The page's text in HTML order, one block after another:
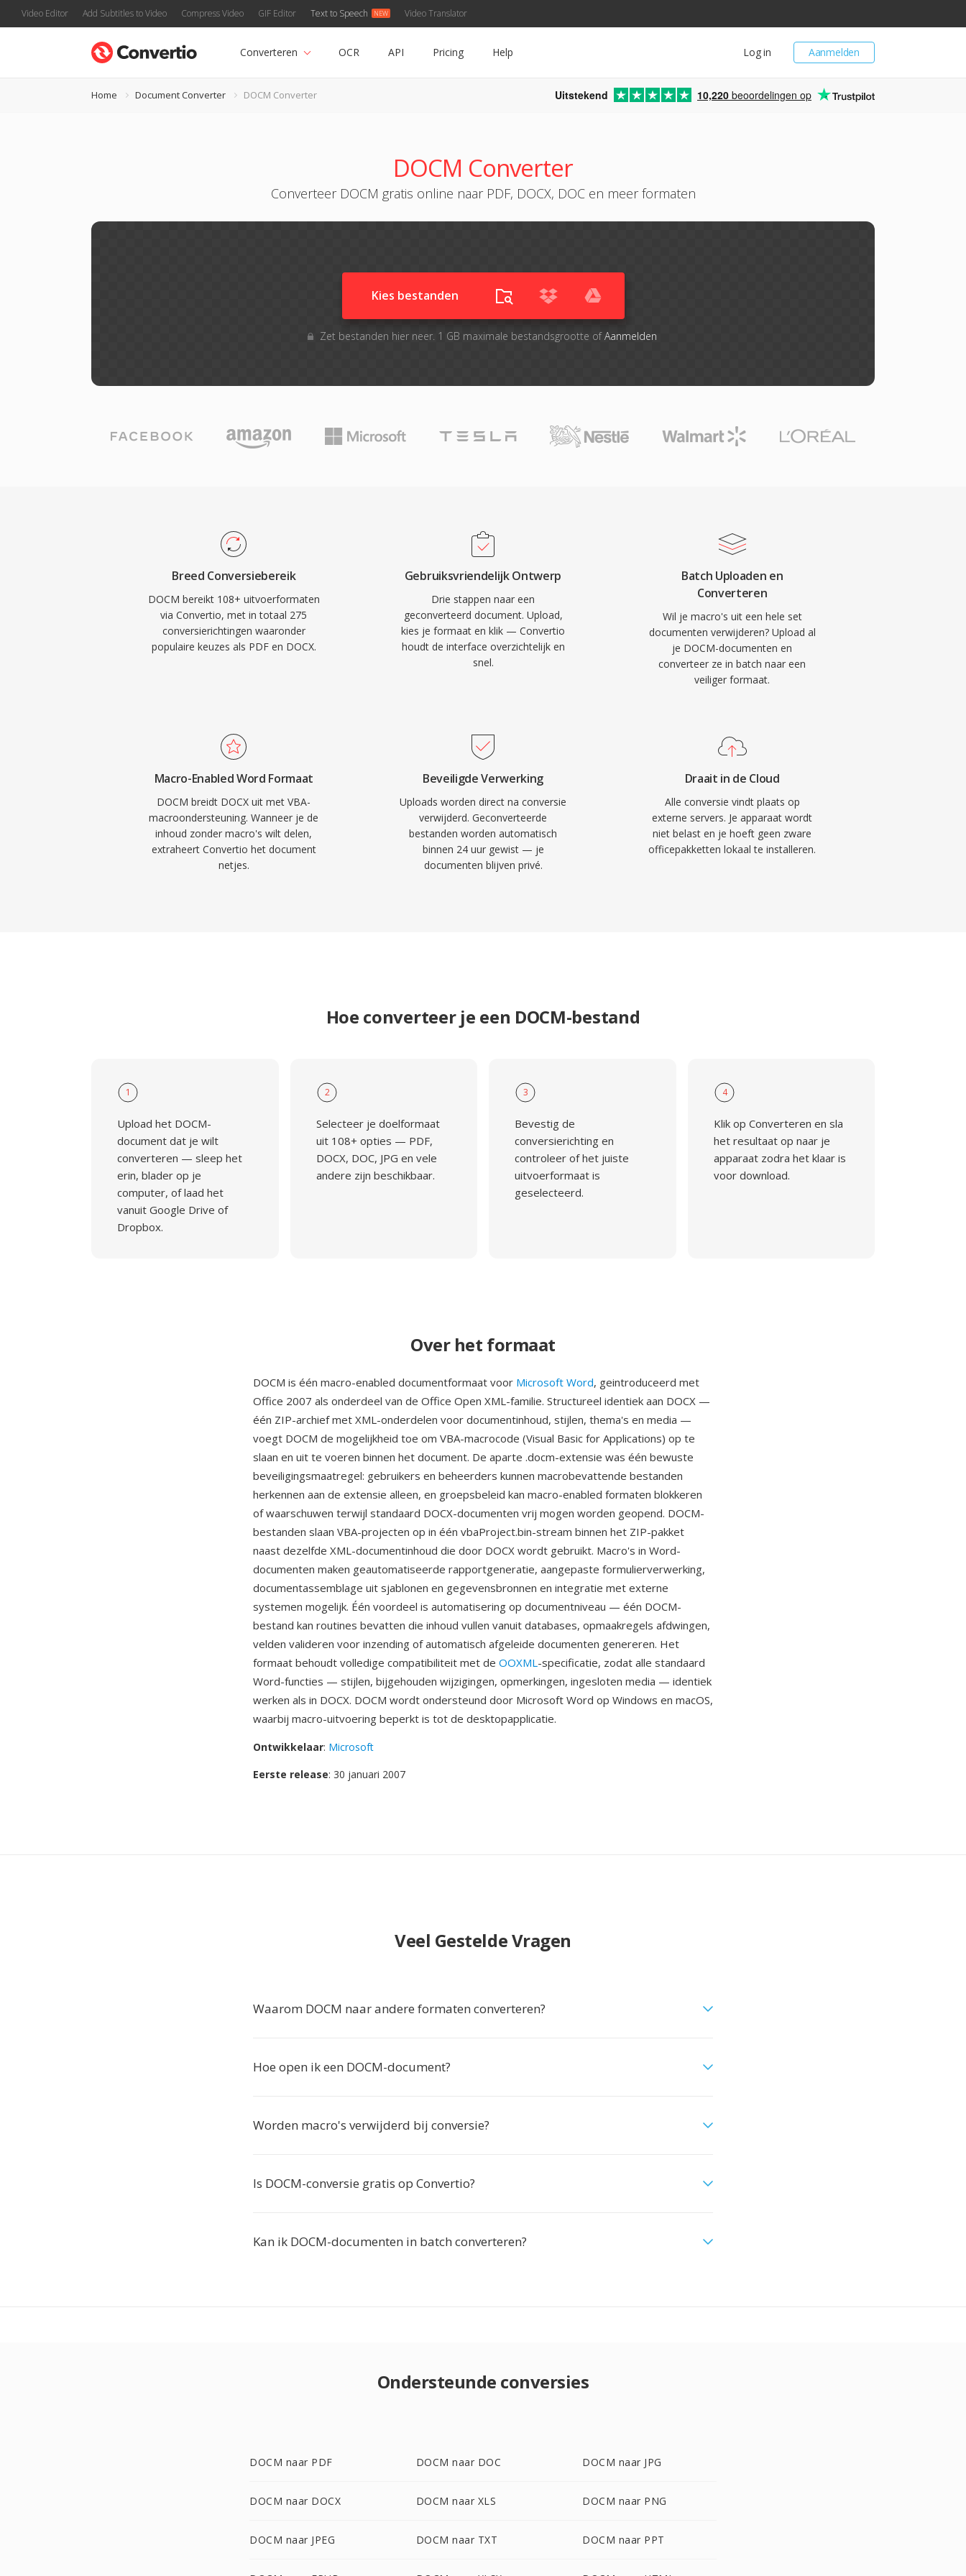
Video Editor Add Subtitles to Video Compress Video GIF Editor Text to Speech Video Translator
Aanmelden
Log in
Converteren OCR API Pricing Help
Home Document Converter DOCM Converter Uitstekend 10,220 beoordelingen op
DOCM Converter
Converteer DOCM gratis online naar PDF, DOCX, DOC en meer formaten
Kies bestanden
Zet bestanden hier neer. 1 GB maximale bestandsgrootte ofAanmelden
Breed Conversiebereik
DOCM bereikt 108+ uitvoerformaten
via Convertio, met in totaal 275
conversierichtingen waaronder
populaire keuzes als PDF en DOCX.
Gebruiksvriendelijk Ontwerp
Drie stappen naar een
geconverteerd document. Upload,
kies je formaat en klik — Convertio
houdt de interface overzichtelijk en
snel.
Batch Uploaden en
Converteren
Wil je macro's uit een hele set
documenten verwijderen? Upload al
je DOCM-documenten en
converteer ze in batch naar een
veiliger formaat.
Macro-Enabled Word Formaat
DOCM breidt DOCX uit met VBA-
macroondersteuning. Wanneer je de
inhoud zonder macro's wilt delen,
extraheert Convertio het document
netjes.
Beveiligde Verwerking
Uploads worden direct na conversie
verwijderd. Geconverteerde
bestanden worden automatisch
binnen 24 uur gewist — je
documenten blijven privé.
Draait in de Cloud
Alle conversie vindt plaats op
externe servers. Je apparaat wordt
niet belast en je hoeft geen zware
officepakketten lokaal te installeren.
Hoe converteer je een DOCM-bestand
1
Upload het DOCM-
document dat je wilt
converteren — sleep het
erin, blader op je
computer, of laad het
vanuit Google Drive of
Dropbox.
2
Selecteer je doelformaat
uit 108+ opties — PDF,
DOCX, DOC, JPG en vele
andere zijn beschikbaar.
3
Bevestig de
conversierichting en
controleer of het juiste
uitvoerformaat is
geselecteerd.
4
Klik op Converteren en sla
het resultaat op naar je
apparaat zodra het klaar is
voor download.
Over het formaat
DOCM is één macro-enabled documentformaat voor Microsoft Word, geintroduceerd met
Office 2007 als onderdeel van de Office Open XML-familie. Structureel identiek aan DOCX —
één ZIP-archief met XML-onderdelen voor documentinhoud, stijlen, thema's en media —
voegt DOCM de mogelijkheid toe om VBA-macrocode (Visual Basic for Applications) op te
slaan en uit te voeren binnen het document. De aparte .docm-extensie was één bewuste
beveiligingsmaatregel: gebruikers en beheerders kunnen macrobevattende bestanden
herkennen aan de extensie alleen, en groepsbeleid kan macro-enabled formaten blokkeren
of waarschuwen terwijl standaard DOCX-documenten vrij mogen worden geopend. DOCM-
bestanden slaan VBA-projecten op in één vbaProject.bin-stream binnen het ZIP-pakket
naast dezelfde XML-documentinhoud die door DOCX wordt gebruikt. Macro's in Word-
documenten maken geautomatiseerde rapportgeneratie, aangepaste formulierverwerking,
documentassemblage uit sjablonen en gegevensbronnen en integratie met externe
systemen mogelijk. Één voordeel is automatisering op documentniveau — één DOCM-
bestand kan routines bevatten die inhoud vullen vanuit databases, opmaakregels afdwingen,
velden valideren voor inzending of automatisch afgeleide documenten genereren. Het
formaat behoudt volledige compatibiliteit met de OOXML-specificatie, zodat alle standaard
Word-functies — stijlen, bijgehouden wijzigingen, opmerkingen, ingesloten media — identiek
werken als in DOCX. DOCM wordt ondersteund door Microsoft Word op Windows en macOS,
waarbij macro-uitvoering beperkt is tot de desktopapplicatie.
Ontwikkelaar: Microsoft
Eerste release: 30 januari 2007
Veel Gestelde Vragen
Waarom DOCM naar andere formaten converteren?
Hoe open ik een DOCM-document?
Worden macro's verwijderd bij conversie?
Is DOCM-conversie gratis op Convertio?
Kan ik DOCM-documenten in batch converteren?
Ondersteunde conversies
DOCM naar PDF DOCM naar DOC DOCM naar JPG
DOCM naar DOCX DOCM naar XLS DOCM naar PNG
DOCM naar JPEG DOCM naar TXT DOCM naar PPT